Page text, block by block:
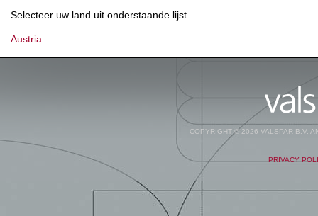
Selecteer uw land uit onderstaande lijst.
Austria
COPYRIGHT © 2026 VALSPAR B.V.
PRIVACY